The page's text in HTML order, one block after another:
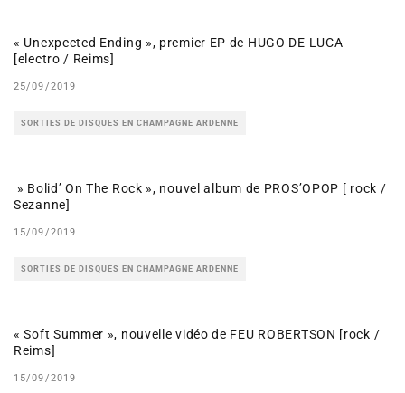
« Unexpected Ending », premier EP de HUGO DE LUCA
[electro / Reims]
25/09/2019
SORTIES DE DISQUES EN CHAMPAGNE ARDENNE
» Bolid’ On The Rock », nouvel album de PROS’OPOP [ rock /
Sezanne]
15/09/2019
SORTIES DE DISQUES EN CHAMPAGNE ARDENNE
« Soft Summer », nouvelle vidéo de FEU ROBERTSON [rock /
Reims]
15/09/2019